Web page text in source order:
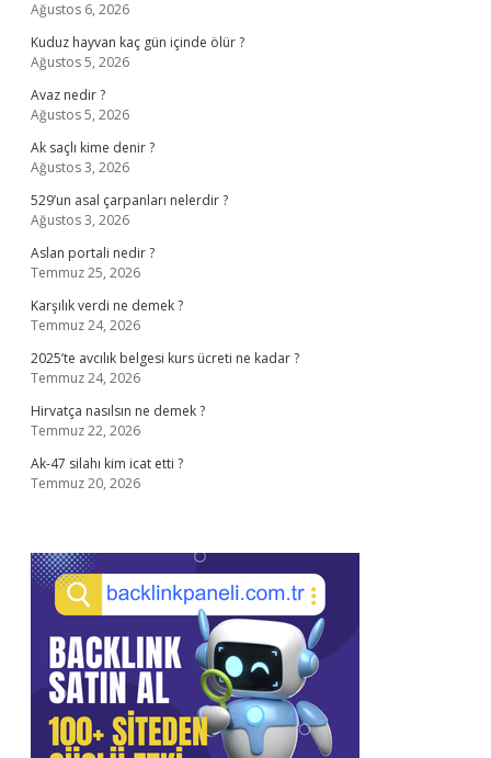
Ağustos 6, 2026
Kuduz hayvan kaç gün içinde ölür ?
Ağustos 5, 2026
Avaz nedir ?
Ağustos 5, 2026
Ak saçlı kime denir ?
Ağustos 3, 2026
529’un asal çarpanları nelerdir ?
Ağustos 3, 2026
Aslan portali nedir ?
Temmuz 25, 2026
Karşılık verdi ne demek ?
Temmuz 24, 2026
2025’te avcılık belgesi kurs ücreti ne kadar ?
Temmuz 24, 2026
Hirvatça nasılsın ne demek ?
Temmuz 22, 2026
Ak-47 silahı kim icat etti ?
Temmuz 20, 2026